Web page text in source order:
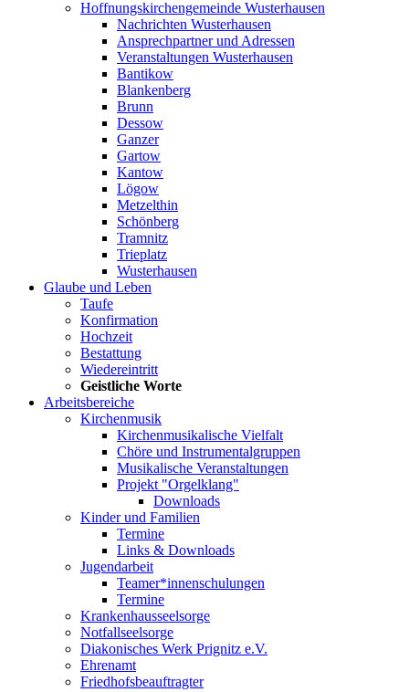
Hoffnungskirchengemeinde Wusterhausen
Nachrichten Wusterhausen
Ansprechpartner und Adressen
Veranstaltungen Wusterhausen
Bantikow
Blankenberg
Brunn
Dessow
Ganzer
Gartow
Kantow
Lögow
Metzelthin
Schönberg
Tramnitz
Trieplatz
Wusterhausen
Glaube und Leben
Taufe
Konfirmation
Hochzeit
Bestattung
Wiedereintritt
Geistliche Worte
Arbeitsbereiche
Kirchenmusik
Kirchenmusikalische Vielfalt
Chöre und Instrumentalgruppen
Musikalische Veranstaltungen
Projekt "Orgelklang"
Downloads
Kinder und Familien
Termine
Links & Downloads
Jugendarbeit
Teamer*innenschulungen
Termine
Krankenhausseelsorge
Notfallseelsorge
Diakonisches Werk Prignitz e.V.
Ehrenamt
Friedhofsbeauftragter